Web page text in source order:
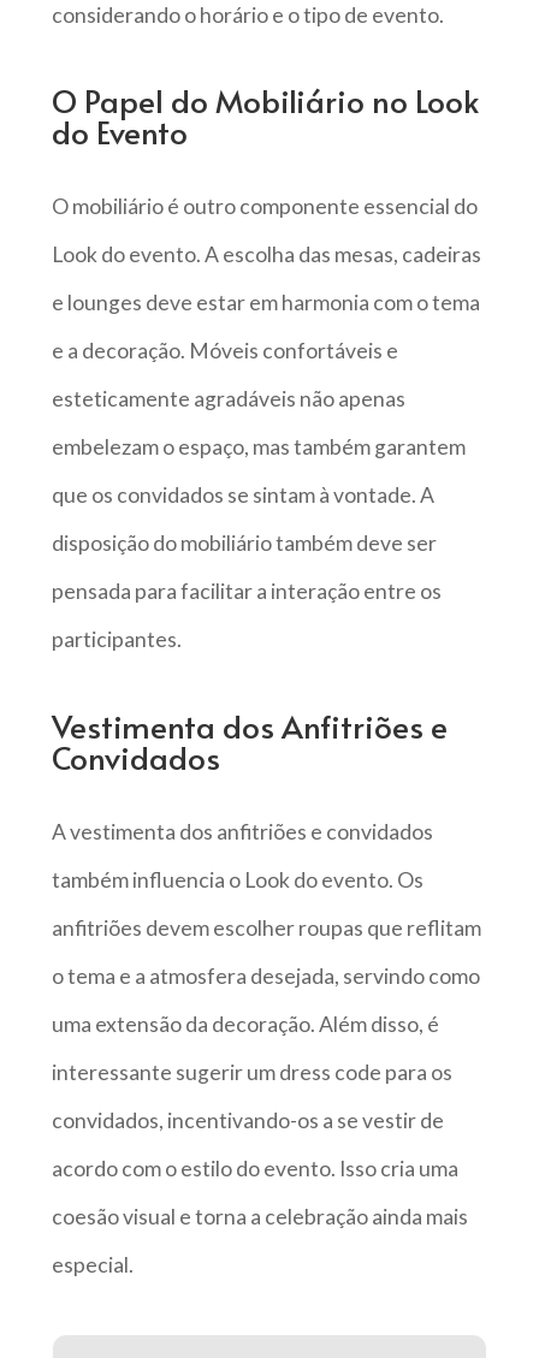
considerando o horário e o tipo de evento.
O Papel do Mobiliário no Look
do Evento
O mobiliário é outro componente essencial do
Look do evento. A escolha das mesas, cadeiras
e lounges deve estar em harmonia com o tema
e a decoração. Móveis confortáveis e
esteticamente agradáveis não apenas
embelezam o espaço, mas também garantem
que os convidados se sintam à vontade. A
disposição do mobiliário também deve ser
pensada para facilitar a interação entre os
participantes.
Vestimenta dos Anfitriões e
Convidados
A vestimenta dos anfitriões e convidados
também influencia o Look do evento. Os
anfitriões devem escolher roupas que reflitam
o tema e a atmosfera desejada, servindo como
uma extensão da decoração. Além disso, é
interessante sugerir um dress code para os
convidados, incentivando-os a se vestir de
acordo com o estilo do evento. Isso cria uma
coesão visual e torna a celebração ainda mais
especial.